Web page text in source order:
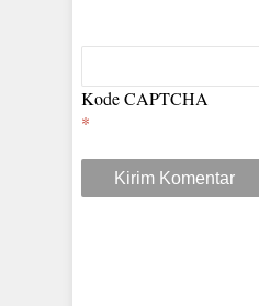
Kode CAPTCHA
*